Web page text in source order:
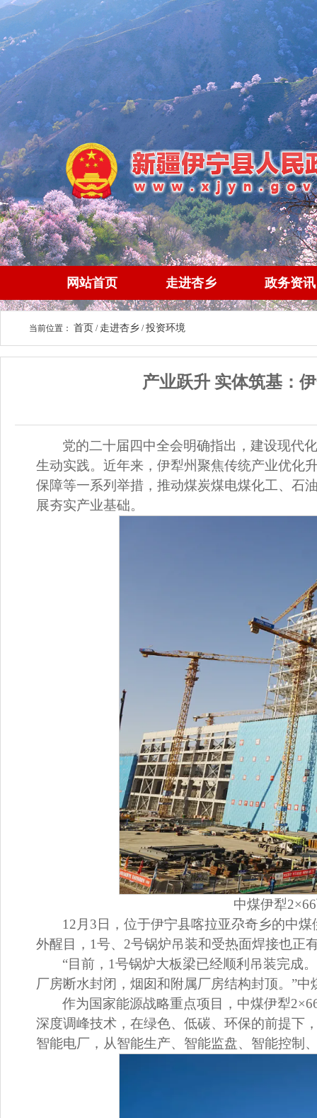
网站首页 走进杏乡 政务资讯
当前位置： 首页 / 走进杏乡 /投资环境
产业跃升 实体筑基：
党的二十届四中全会明确指出，建设现代
生动实践。近年来，伊犁州聚焦传统产业优化
保障等一系列举措，推动煤炭煤电煤化工、石
展夯实产业基础。
中煤伊犁
12月3日，位于伊宁县喀拉亚尕奇乡的中
外醒目，1号、2号锅炉吊装和受热面焊接也正
“目前，1号锅炉大板梁已经顺利吊装完成
厂房断水封闭，烟囱和附属厂房结构封顶。”
作为国家能源战略重点项目，中煤伊犁
深度调峰技术，在绿色、低碳、环保的前提下
智能电厂，从智能生产、智能监盘、智能控制